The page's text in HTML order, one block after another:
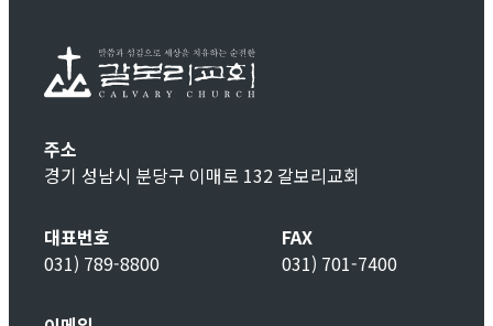
주소
경기 성남시 분당구 이매로 132 갈보리교회
대표번호
031) 789-8800
FAX
031) 701-7400